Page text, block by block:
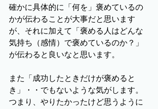
確かに具体的に「何を」褒めているの
かが伝わることが大事だと思います
が、それに加えて「褒める人はどんな
気持ち（感情）で褒めているのか？」
が伝わると良いなと思います。
また「成功したときだけが褒めると
き」・・でもないような気がします。
つまり、やりたかったけど思うように